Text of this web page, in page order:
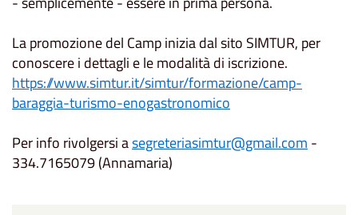
La promozione del Camp inizia dal sito SIMTUR, per
conoscere i dettagli e le modalità di iscrizione.
https://www.simtur.it/simtur/formazione/camp-
baraggia-turismo-enogastronomico
Per info rivolgersi asegreteriasimtur@gmail.com -
334.7165079 (Annamaria)